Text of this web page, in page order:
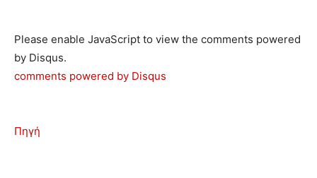
Please enable JavaScript to view the comments powered
by Disqus.
comments powered by Disqus
Πηγή